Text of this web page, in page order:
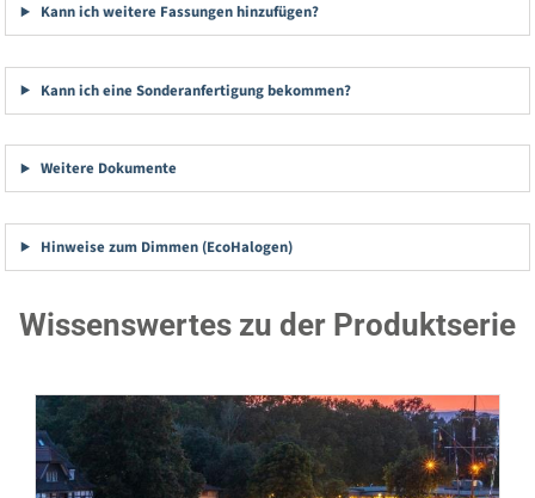
Kann ich weitere Fassungen hinzufügen?
Kann ich eine Sonderanfertigung bekommen?
Weitere Dokumente
Hinweise zum Dimmen (EcoHalogen)
Wissenswertes zu der Produktserie